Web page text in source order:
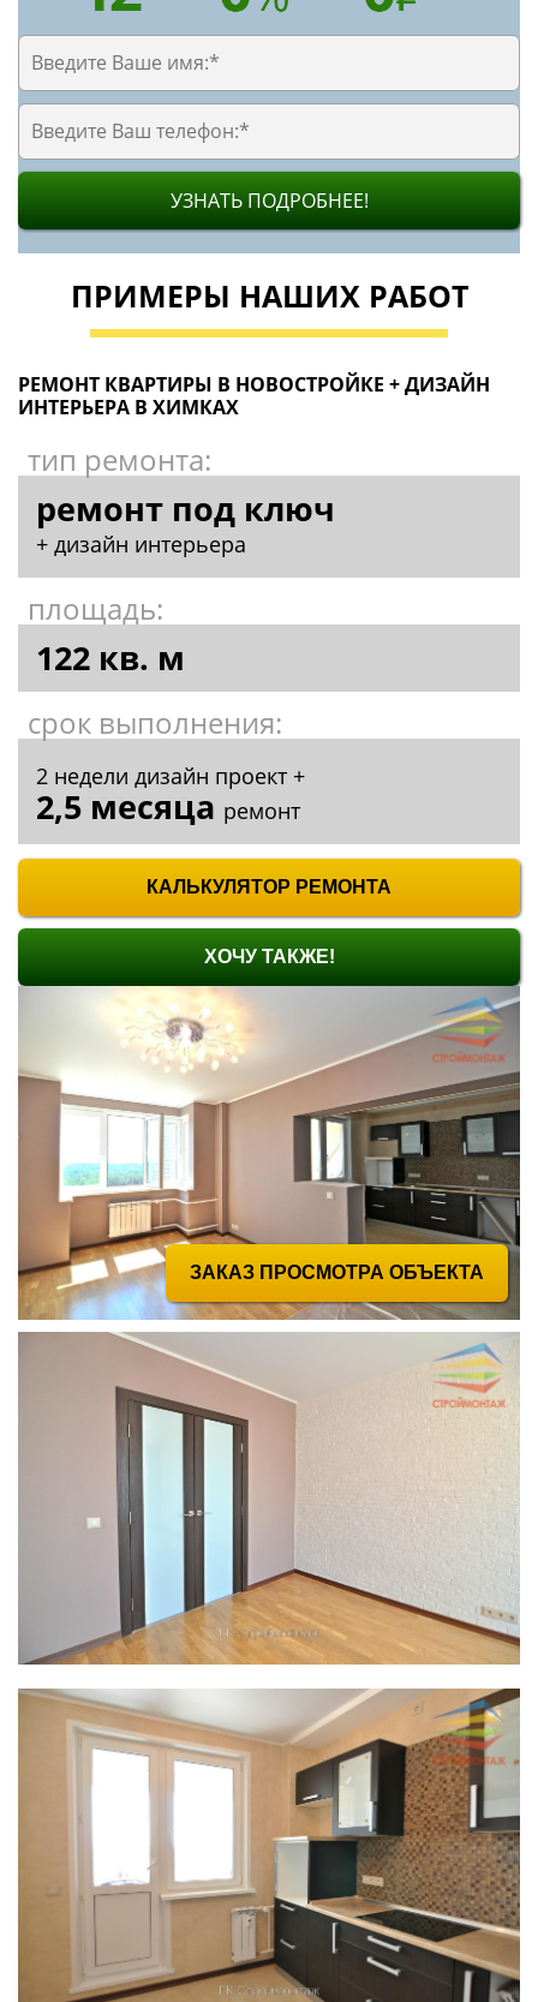
УЗНАТЬ ПОДРОБНЕЕ!
ПРИМЕРЫ НАШИХ РАБОТ
РЕМОНТ КВАРТИРЫ В НОВОСТРОЙКЕ + ДИЗАЙН
ИНТЕРЬЕРА В ХИМКАХ
тип ремонта:
ремонт под ключ
+ дизайн интерьера
площадь:
122 кв. м
срок выполнения:
2 недели дизайн проект +
2,5 месяца ремонт
КАЛЬКУЛЯТОР РЕМОНТА
ХОЧУ ТАКЖЕ!
ЗАКАЗ ПРОСМОТРА ОБЪЕКТА